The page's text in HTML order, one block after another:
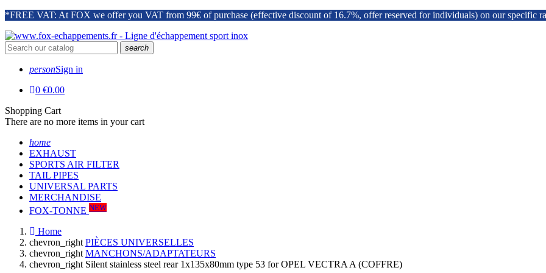
*FREE VAT: At FOX we offer you VAT from 99€ of purchase (effective discount of 16.7%, offer reserved for individuals) on our specific
search
personSign in
0 €0.00
Shopping Cart
There are no more items in your cart
home
EXHAUST
SPORTS AIR FILTER
TAIL PIPES
UNIVERSAL PARTS
MERCHANDISE
FOX-TONNE NEW
Home
chevron_right PIÈCES UNIVERSELLES
chevron_right MANCHONS/ADAPTATEURS
chevron_right Silent stainless steel rear 1x135x80mm type 53 for OPEL VECTRA A (COFFRE)